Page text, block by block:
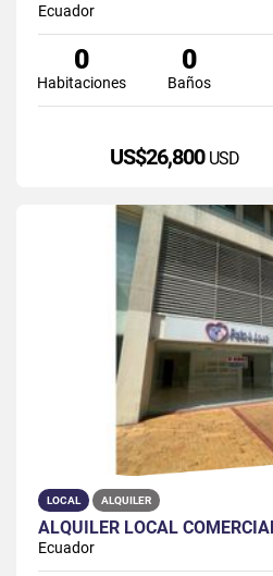
Ecuador
0
Habitaciones
0
Baños
US$26,800 USD
LOCAL ALQUILER
ALQUILER LOCAL
Ecuador